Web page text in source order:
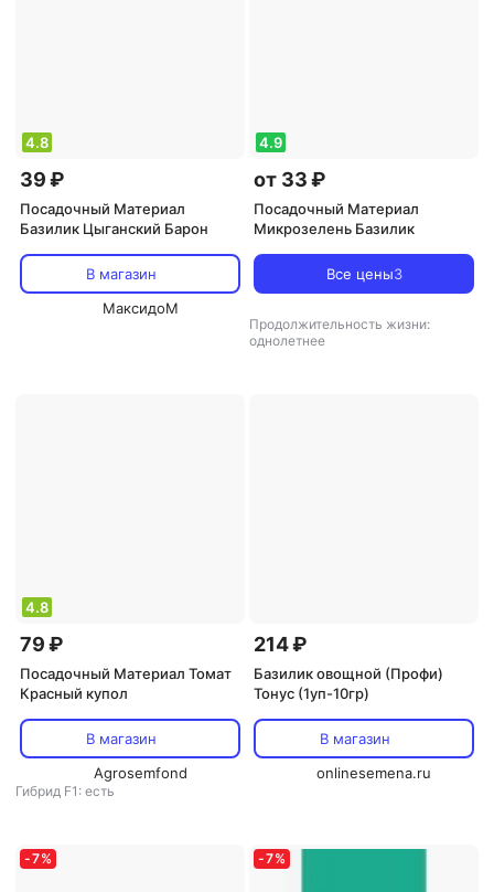
4.8
39 ₽
Посадочный Материал
Базилик Цыганский Барон
В магазин
МаксидоМ
4.9
от 33 ₽
Посадочный Материал
Микрозелень Базилик
Все цены3
Продолжительность жизни:
однолетнее
4.8
79 ₽
Посадочный Материал Томат
Красный купол
В магазин
Agrosemfond
Гибрид F1: есть
214 ₽
Базилик овощной (Профи)
Тонус (1уп-10гр)
В магазин
onlinesemena.ru
-7% -7%